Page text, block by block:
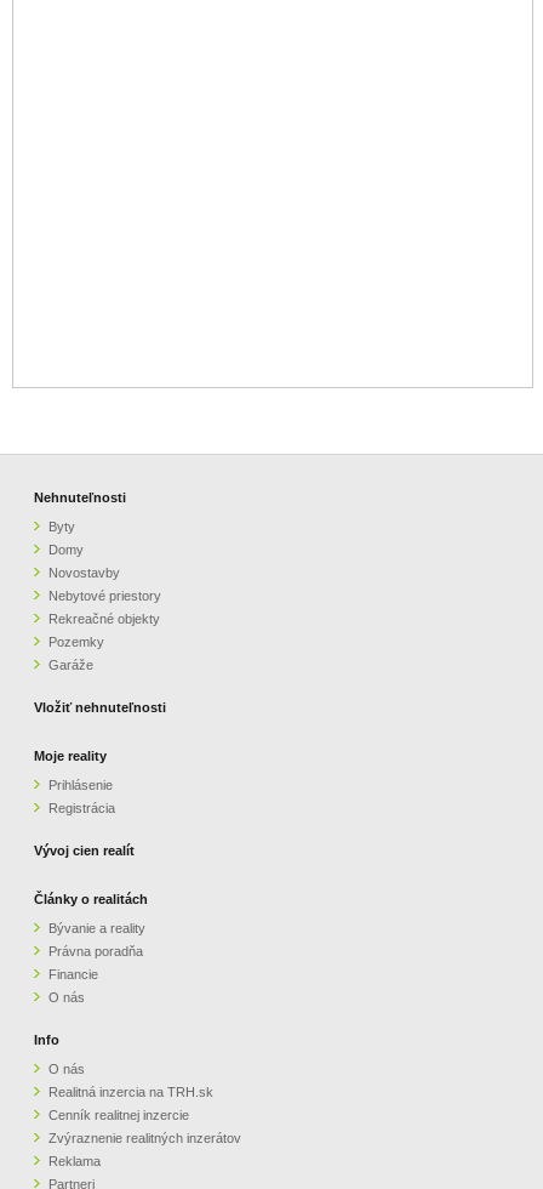
Nehnuteľnosti
Byty
Domy
Novostavby
Nebytové priestory
Rekreačné objekty
Pozemky
Garáže
Vložiť nehnuteľnosti
Moje reality
Prihlásenie
Registrácia
Vývoj cien realít
Články o realitách
Bývanie a reality
Právna poradňa
Financie
O nás
Info
O nás
Realitná inzercia na TRH.sk
Cenník realitnej inzercie
Zvýraznenie realitných inzerátov
Reklama
Partneri